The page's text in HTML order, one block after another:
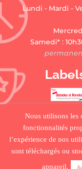
Lundi - Mardi -
Samedi* :
Nous utilisons les
fonctionnalités
l’expérience de nos
sont téléchargés ou
appareil.